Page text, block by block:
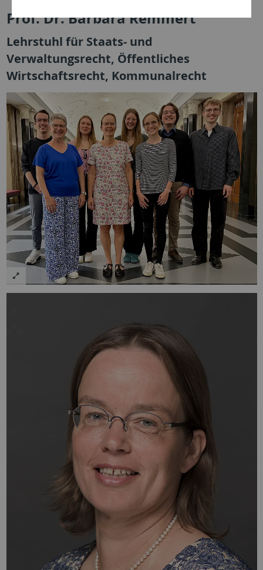
Prof. Dr. Barbara Remmert
Lehrstuhl für Staats- und
Verwaltungsrecht, Öffentliches
Wirtschaftsrecht, Kommunalrecht